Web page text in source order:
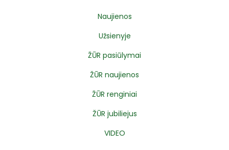
Naujienos
Užsienyje
ŽŪR pasiūlymai
ŽŪR naujienos
ŽŪR renginiai
ŽŪR jubiliejus
VIDEO